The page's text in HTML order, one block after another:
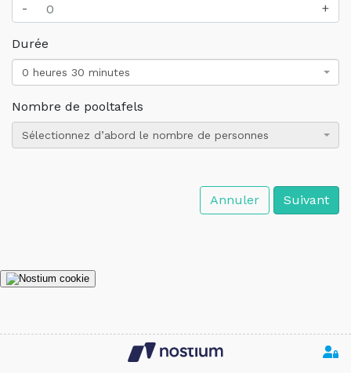
-
+
Durée
0 heures 30 minutes
Nombre de pooltafels
Sélectionnez d’abord le nombre de personnes
Annuler Suivant